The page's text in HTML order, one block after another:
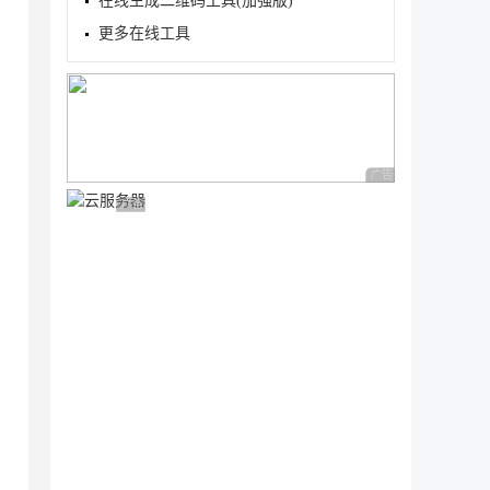
更多在线工具
广告 商业广告，理性
广告 商业广告，理性选择